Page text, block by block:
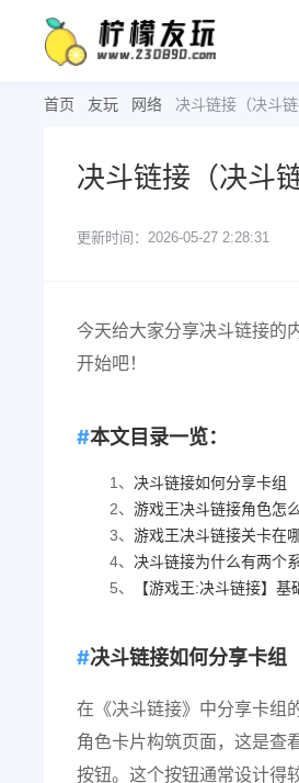
首页 友玩 网络 决斗链接（决斗链
决斗链接（决斗
更新时间：2026-05-27 2:28:31
今天给大家分享决斗链接的
开始吧！
本文目录一览：
1、 决斗链接如何分享卡组
2、 游戏王决斗链接角色怎
3、 游戏王决斗链接关卡在
4、 决斗链接为什么有两个
5、
【游戏王:决斗链接】基
决斗链接如何分享卡组
在《决斗链接》中分享卡组
角色卡片构筑页面，这是查
按钮。这个按钮通常设计得